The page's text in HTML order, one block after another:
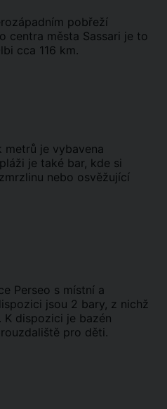
pobřeží
centra města Sassari je to
cca 116 km.
metrů je vybavena
je také bar, kde si
nebo osvěžující
Perseo s místní a
jsou 2 bary, z nichž
K dispozici je bazén
pro děti.